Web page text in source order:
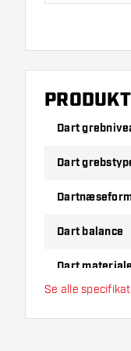
Dart
Dart
Dart balance
Dart materiale
Se alle